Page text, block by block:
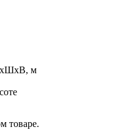
м
товаре.